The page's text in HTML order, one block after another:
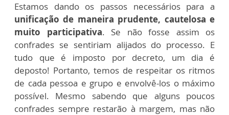
Estamos dando os passos necessários para a
unificação de maneira prudente, cautelosa e
muito participativa. Se não fosse assim os
confrades se sentiriam alijados do processo. E
tudo que é imposto por decreto, um dia é
deposto! Portanto, temos de respeitar os ritmos
de cada pessoa e grupo e envolvê-los o máximo
possível. Mesmo sabendo que alguns poucos
confrades sempre restarão à margem, mas não